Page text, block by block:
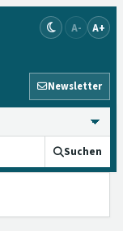
A- A+
Newsletter
Suchen